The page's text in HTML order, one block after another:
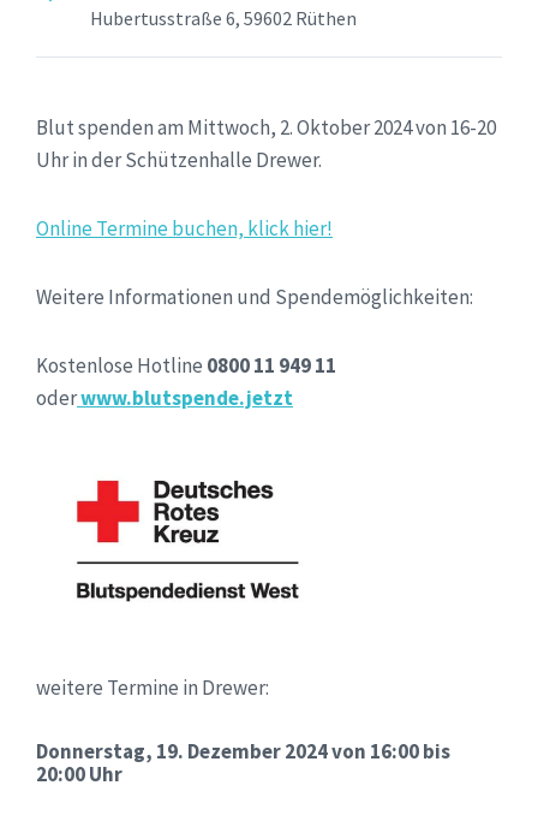
Hubertusstraße 6, 59602 Rüthen
Blut spenden am Mittwoch, 2. Oktober 2024 von 16-20
Uhr in der Schützenhalle Drewer.
Online Termine buchen, klick hier!
Weitere Informationen und Spendemöglichkeiten:
Kostenlose Hotline 0800 11 949 11
oderwww.blutspende.jetzt
weitere Termine in Drewer:
Donnerstag, 19. Dezember 2024 von 16:00 bis
20:00 Uhr